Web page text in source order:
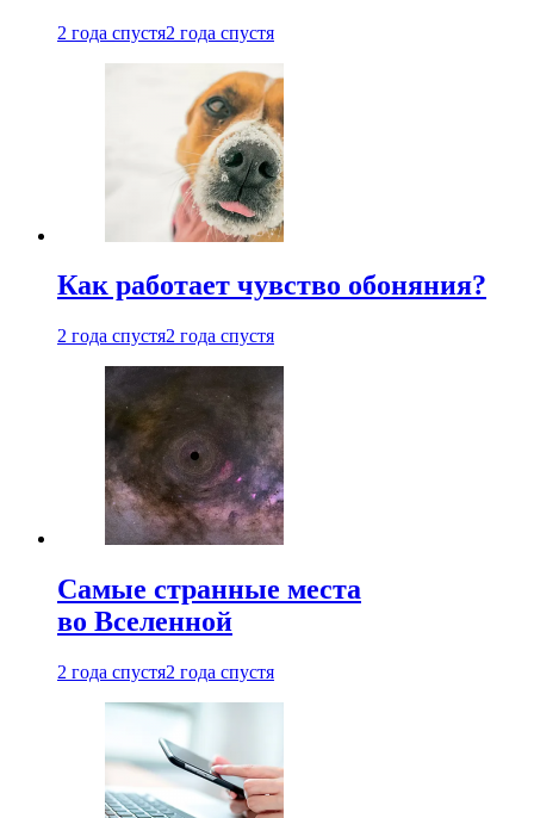
2 года спустя2 года спустя
Как работает чувство обоняния?
2 года спустя2 года спустя
Самые странные места
во Вселенной
2 года спустя2 года спустя